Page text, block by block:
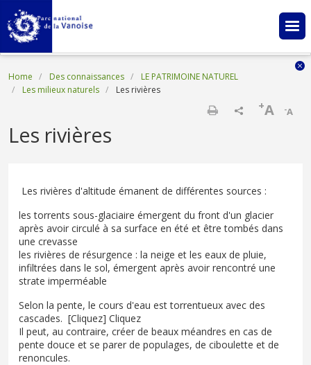
Skip to main content
Breadcrumb
Home Des connaissances
LE PATRIMOINE NATUREL
Les milieux naturels
Les rivières
-A
+A
Les rivières
Les rivières d'altitude émanent de différentes sources :
les torrents sous-glaciaire émergent du front d'un glacier
après avoir circulé à sa surface en été et être tombés dans
une crevasse
les rivières de résurgence : la neige et les eaux de pluie,
infiltrées dans le sol, émergent après avoir rencontré une
strate imperméable
Selon la pente, le cours d'eau est torrentueux avec des
cascades. [Cliquez] Cliquez
Il peut, au contraire, créer de beaux méandres en cas de
pente douce et se parer de populages, de ciboulette et de
renoncules.